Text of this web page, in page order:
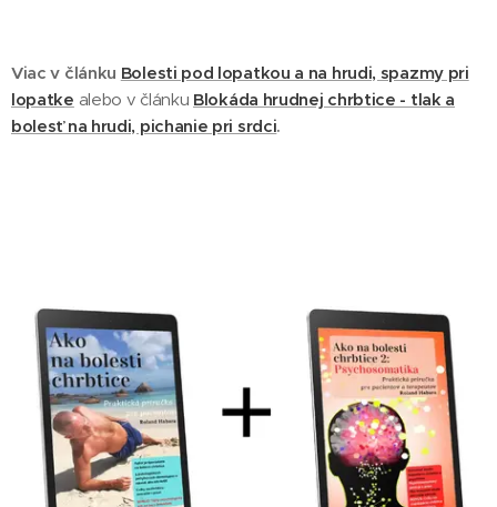
Viac v článku Bolesti pod lopatkou a na hrudi, spazmy pri
lopatke alebo v článku Blokáda hrudnej chrbtice - tlak a
bolesť na hrudi, pichanie pri srdci.